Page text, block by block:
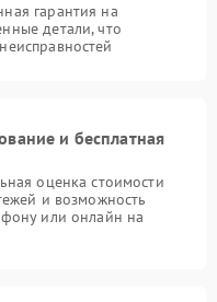
гарантия на
детали, что
и бесплатная
оценка стоимости
и возможность
или онлайн на